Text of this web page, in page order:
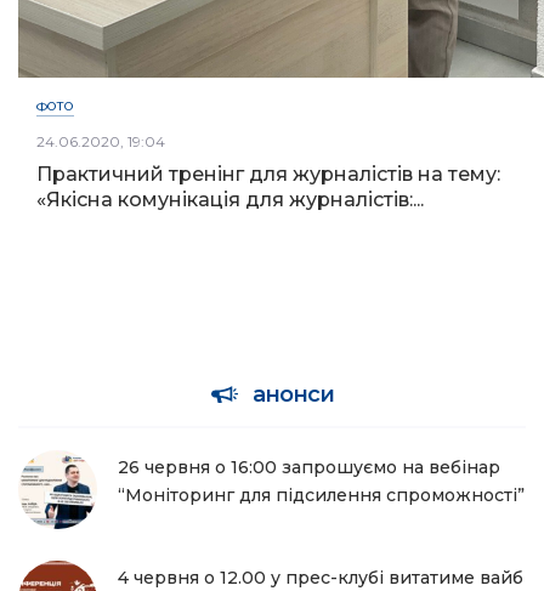
ФОТО
24.06.2020, 19:04
Практичний тренінг для журналістів на тему:
«Якісна комунікація для журналістів:...
анонси
26 червня о 16:00 запрошуємо на вебінар
“Моніторинг для підсилення спроможності”
4 червня о 12.00 у прес-клубі витатиме вайб